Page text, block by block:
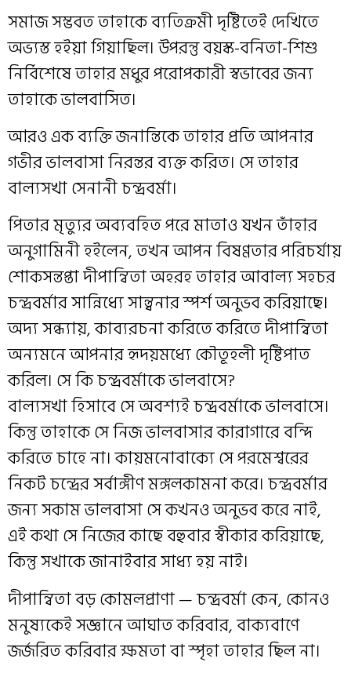
সমাজ সম্ভবত তাহাকে ব্যতিক্রমী দৃষ্টিতেই দেখিতে
অভ্যস্ত হইয়া গিয়াছিল। উপরন্তু বয়স্ক-বনিতা-শিশু
নির্বিশেষে তাহার মধুর পরোপকারী স্বভাবের জন্য
তাহাকে ভালবাসিত।
আরও এক ব্যক্তি জনান্তিকে তাহার প্রতি আপনার
গভীর ভালবাসা নিরন্তর ব্যক্ত করিত। সে তাহার
বাল্যসখা সেনানী চন্দ্রবর্মা।
পিতার মৃত্যুর অব্যবহিত পরে মাতাও যখন তাঁহার
অনুগামিনী হইলেন, তখন আপন বিষণ্ণতার পরিচর্যায়
শোকসন্তপ্তা দীপান্বিতা অহরহ তাহার আবাল্য সহচর
চন্দ্রবর্মার সান্নিধ্যে সান্ত্বনার স্পর্শ অনুভব করিয়াছে।
অদ্য সন্ধ্যায়, কাব্যরচনা করিতে করিতে দীপান্বিতা
অন্যমনে আপনার হৃদয়মধ্যে কৌতূহলী দৃষ্টিপাত
করিল। সে কি চন্দ্রবর্মাকে ভালবাসে?
বাল্যসখা হিসাবে সে অবশ্যই চন্দ্রবর্মাকে ভালবাসে।
কিন্তু তাহাকে সে নিজ ভালবাসার কারাগারে বন্দি
করিতে চাহে না। কায়মনোবাক্যে সে পরমেশ্বরের
নিকট চন্দ্রের সর্বাঙ্গীণ মঙ্গলকামনা করে। চন্দ্রবর্মার
জন্য সকাম ভালবাসা সে কখনও অনুভব করে নাই,
এই কথা সে নিজের কাছে বহুবার স্বীকার করিয়াছে,
কিন্তু সখাকে জানাইবার সাধ্য হয় নাই।
দীপান্বিতা বড় কোমলপ্রাণা — চন্দ্রবর্মা কেন, কোনও
মনুষ্যকেই সজ্ঞানে আঘাত করিবার, বাক্যবাণে
জর্জরিত করিবার ক্ষমতা বা স্পৃহা তাহার ছিল না।